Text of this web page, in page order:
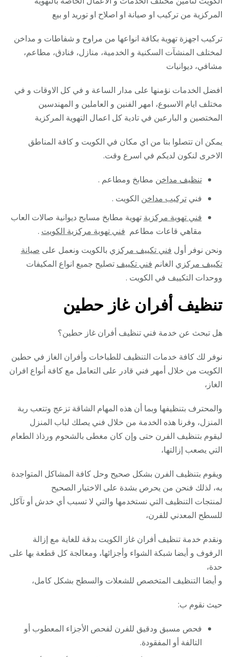
المركزية من تركيب او صيانة او اصلاح او توريد او بيع
تركيب اجهزة تهوية بكافة انواعها من مراوح و شفاطات و مداخن
لمختلف المنشآت السكنية و الخدمية، منازل، فنادق، مطاعم،
مشافي، ديوانيات
افضل الخدمات نؤمنها على مدار الساعة و في كل الاوقات و في
مختلف ايام الاسبوع، امهر الفنين و العاملين و المهندسين
المختصين و البارعين في تادية كل اعمال التهوية المركزية
يمكن ان تتصلوا بنا من اي مكان في الكويت و كافة المناطق
الاخرى لنكون لديكم في اسرع وقت.
تنظيف مداخن مطابخ ومطاعم .
فنيتركيب مداخن الكويت .
فني تهوية مركزية تهوية مطابخ مسابح ديوانية صالات العاب
مقاهي قاعات مطاعم فني تهوية مركزية الكويت .
ونحن نوفر أول فني تكييف مركزي بالكويت ونعمل على صيانة
تكييف مركزي الغانم فني تكييف تصليح جميع انواع المكيفات
ووحدات التكييف في الكويت .
تنظيف أفران غاز حطين
هل تبحث عن خدمة فني تنظيف أفران غاز حطين؟
نوفر لك كافة خدمات التنظيف للطباخات وأفران الغاز في حطين
الكويت من خلال أمهر فني قادر على التعامل مع كافة أنواع افران
الغاز،
والمحترف بتنظيفها وبما أن هذه المهام الشاقة تزعج وتتعب ربة
المنزل، وفرنا هذه الخدمة من خلال فني يصلك لباب المنزل
ليقوم بتنظيف الفرن حتى وإن كان مغطى بالشحوم ورذاذ الطعام
التي يصعب إزالتها،
ويقوم بتنظيف الفرن بشكل صحيح وحل كافة المشاكل المتواجدة
به، لذلك فنحن من يحرص بشدة على الاختيار الصحيح
لمنتجات التنظيف التي نستخدمها والتي لا تسبب أي خدش أو تآكل
للسطح المعدني للفرن،
ونقدم خدمة تنظيف أفران غاز الكويت بدقة للغاية مع إزالة
الرفوف و أيضا شبكة الشواء وأجزائها، ومعالجة كل قطعة بها على
حدة،
و أيضا التنظيف المتخصص للشعلات والسطح بشكل كامل،
حيث نقوم ب:
فحص مسبق ودقيق للفرن لفحص الأجزاء المعطوب أو
التالفة أو المفقودة.